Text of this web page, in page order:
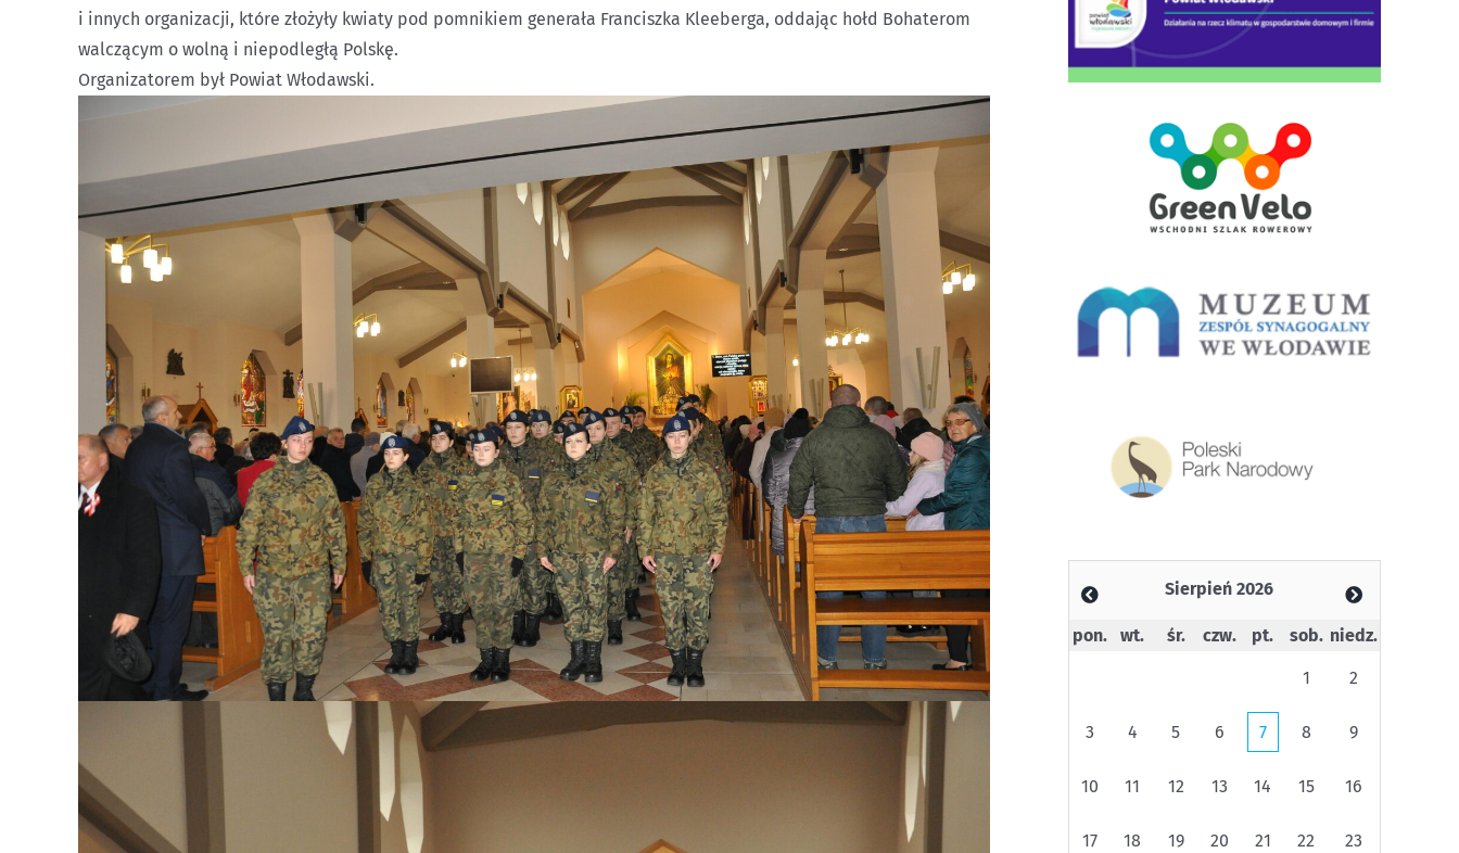
i innych organizacji, które złożyły kwiaty pod pomnikiem generała Franciszka Kleeberga, oddając hołd Bohaterom
walczącym o wolną i niepodległą Polskę.
Organizatorem był Powiat Włodawski.
Sierpień 2026
pon. wt. śr. czw. pt. sob. niedz.
1 2
3 4 5 6 7 8 9
10 11 12 13 14 15 16
17 18 19 20 21 22 23